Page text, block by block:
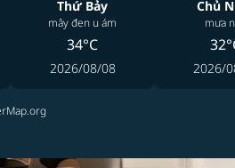
Thứ Bảy
mây đen u ám
34°C
2026/08/08
Chủ
mưa
2026/